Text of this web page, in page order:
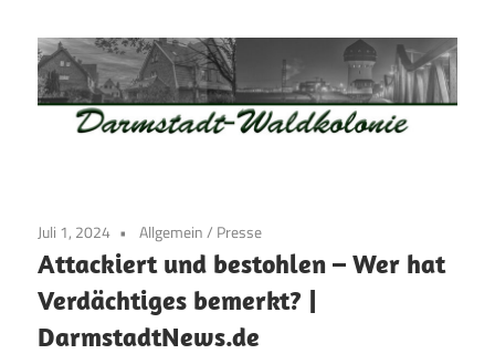
Inhalt
springen
Darmstadt
Altstadt
der
Weststadt
–
Juli 1, 2024 Allgemein/ Presse
Attackiert und bestohlen – Wer hat
Verdächtiges bemerkt? |
DarmstadtNews.de